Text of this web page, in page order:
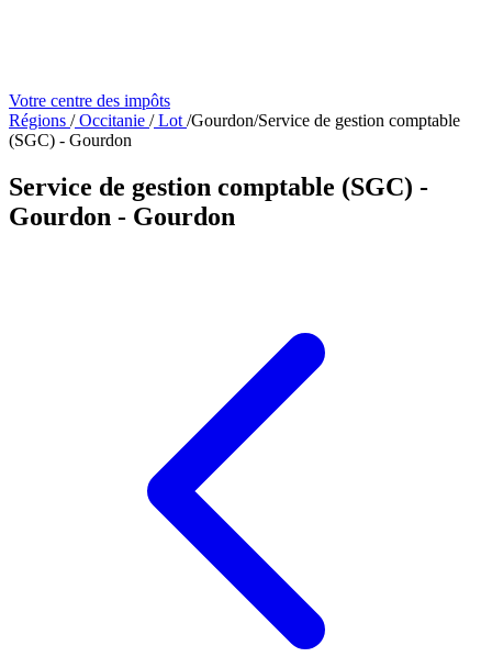
Votre centre des impôts
Régions /Occitanie /Lot /Gourdon/Service de gestion comptable
(SGC) - Gourdon
Service de gestion comptable (SGC) -
Gourdon - Gourdon